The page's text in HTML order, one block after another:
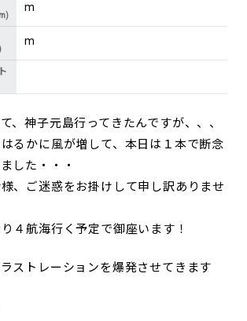
m
m
、神子元島行ってきたんですが、、、
るかに風が増して、本日は１本で断念
した・・・
、ご迷惑をお掛けして申し訳ありませ
４航海行く予定で御座います！
ストレーションを爆発させてきます